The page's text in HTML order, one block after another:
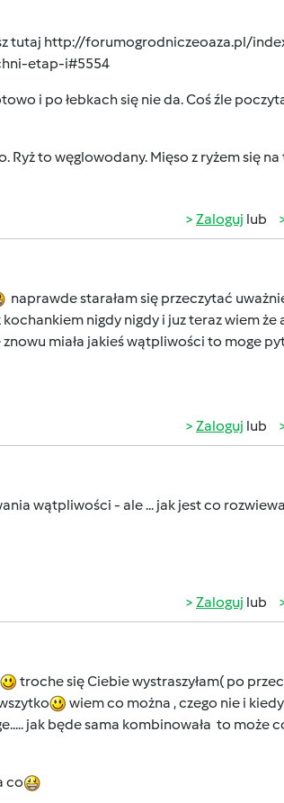
tutaj http://forumogrodniczeoaza.pl/
etap-i#5554
i po łebkach się nie da. Coś źle
Ryż to węglowodany. Mięso z ryżem się
Zaloguj lub
naprawde starałam się przeczytać
nigdy nigdy i juz teraz wiem że
miała jakieś wątpliwości to moge
Zaloguj lub
wątpliwości - ale ... jak jest co
Zaloguj lub
troche się Ciebie wystraszyłam( po
wiem co można , czego nie i
jak będe sama kombinowała to może
co